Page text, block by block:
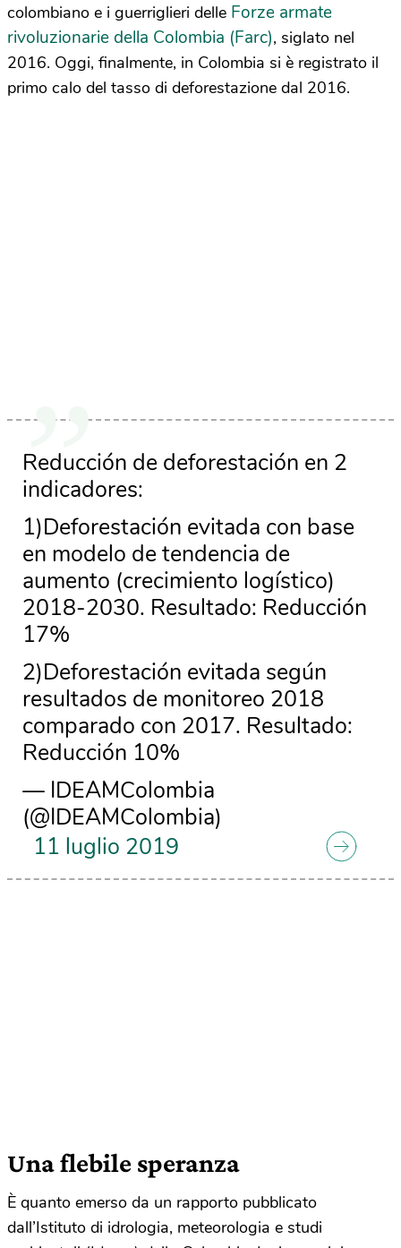
colombiano e i guerriglieri delle Forze armate
rivoluzionarie della Colombia (Farc), siglato nel
2016. Oggi, finalmente, in Colombia si è registrato il
primo calo del tasso di deforestazione dal 2016.
Reducción de deforestación en 2
indicadores:
1)Deforestación evitada con base
en modelo de tendencia de
aumento (crecimiento logístico)
2018-2030. Resultado: Reducción
17%
2)Deforestación evitada según
resultados de monitoreo 2018
comparado con 2017. Resultado:
Reducción 10%
— IDEAMColombia
(@IDEAMColombia)
11 luglio 2019
Una flebile speranza
È quanto emerso da un rapporto pubblicato
dall’Istituto di idrologia, meteorologia e studi